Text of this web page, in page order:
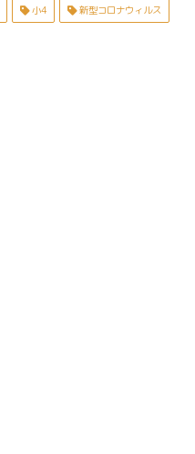
小4 新型コロナウィルス